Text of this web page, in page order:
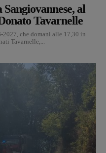
al
Tavarnelle
2027, che domani alle 17,30 in
Tavarnelle,...